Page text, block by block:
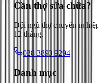
Cần thợ sửa chữa?
Đội ngũ thợ chuyên
12 tháng.
028 3890 9294
Danh mục